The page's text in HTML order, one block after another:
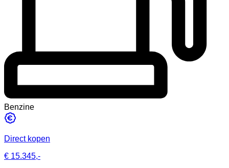
Benzine
Direct kopen
€ 15.345,-